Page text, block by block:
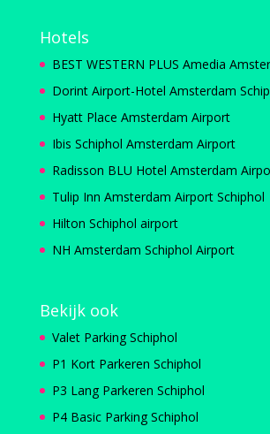
Hotels
BEST WESTERN PLUS Amedia
Dorint Airport-Hotel Amsterdam
Hyatt Place Amsterdam Airport
Ibis Schiphol Amsterdam Airport
Radisson BLU Hotel Amsterdam
Tulip Inn Amsterdam Airport Schiphol
Hilton Schiphol airport
NH Amsterdam Schiphol Airport
Bekijk ook
Valet Parking Schiphol
P1 Kort Parkeren Schiphol
P3 Lang Parkeren Schiphol
P4 Basic Parking Schiphol